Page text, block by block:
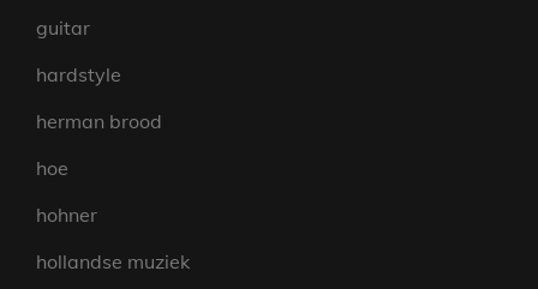
guitar
hardstyle
herman brood
hoe
hohner
hollandse muziek